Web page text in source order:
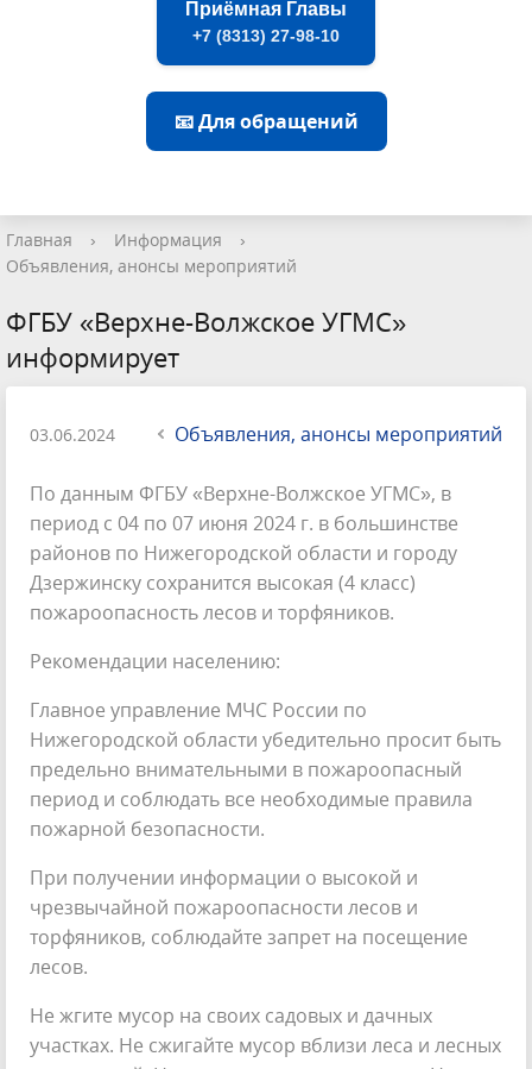
Приёмная Главы
+7 (8313) 27-98-10
📧 Для обращений
Главная › Информация
›
Объявления, анонсы мероприятий
ФГБУ «Верхне-Волжское УГМС»
информирует
03.06.2024 Объявления, анонсы мероприятий
По данным ФГБУ «Верхне-Волжское УГМС», в
период с 04 по 07 июня 2024 г. в большинстве
районов по Нижегородской области и городу
Дзержинску сохранится высокая (4 класс)
пожароопасность лесов и торфяников.
Рекомендации населению:
Главное управление МЧС России по
Нижегородской области убедительно просит быть
предельно внимательными в пожароопасный
период и соблюдать все необходимые правила
пожарной безопасности.
При получении информации о высокой и
чрезвычайной пожароопасности лесов и
торфяников, соблюдайте запрет на посещение
лесов.
Не жгите мусор на своих садовых и дачных
участках. Не сжигайте мусор вблизи леса и лесных